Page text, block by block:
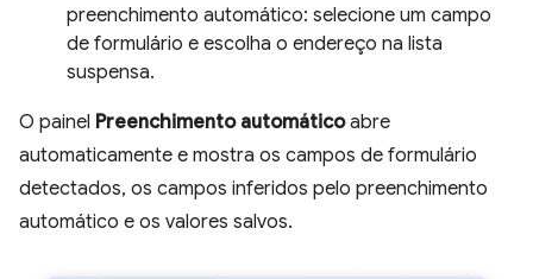
preenchimento automático: selecione um campo
de formulário e escolha o endereço na lista
suspensa.
O painel Preenchimento automáticoabre
automaticamente e mostra os campos de formulário
detectados, os campos inferidos pelo preenchimento
automático e os valores salvos.